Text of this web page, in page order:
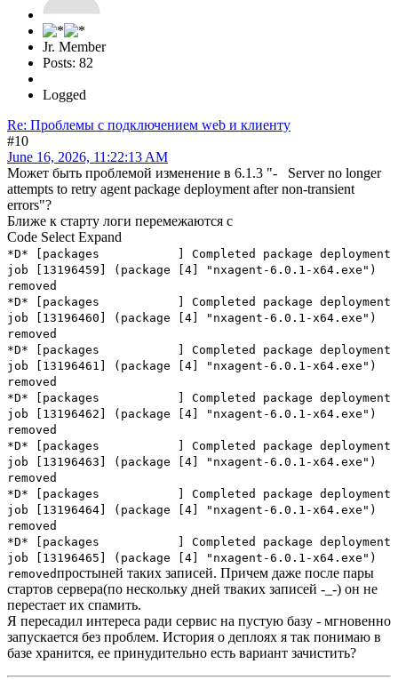
Jr. Member
Posts: 82
Logged
Re: Проблемы с подключением web и клиенту
#10
June 16, 2026, 11:22:13 AM
Может быть проблемой изменение в 6.1.3 "- Server no longer
attempts to retry agent package deployment after non-transient
errors"?
Ближе к старту логи перемежаются с
Code Select Expand
*D* [packages ] Completed package deployment
job [13196459] (package [4] "nxagent-6.0.1-x64.exe")
removed
*D* [packages ] Completed package deployment
job [13196460] (package [4] "nxagent-6.0.1-x64.exe")
removed
*D* [packages ] Completed package deployment
job [13196461] (package [4] "nxagent-6.0.1-x64.exe")
removed
*D* [packages ] Completed package deployment
job [13196462] (package [4] "nxagent-6.0.1-x64.exe")
removed
*D* [packages ] Completed package deployment
job [13196463] (package [4] "nxagent-6.0.1-x64.exe")
removed
*D* [packages ] Completed package deployment
job [13196464] (package [4] "nxagent-6.0.1-x64.exe")
removed
*D* [packages ] Completed package deployment
job [13196465] (package [4] "nxagent-6.0.1-x64.exe")
removedпростыней таких записей. Причем даже после пары
стартов сервера(по нескольку дней тваких записей -_-) он не
перестает их спамить.
Я пересадил интереса ради сервис на пустую базу - мгновенно
запускается без проблем. История о деплоях я так понимаю в
базе хранится, ее принудительно есть вариант зачистить?